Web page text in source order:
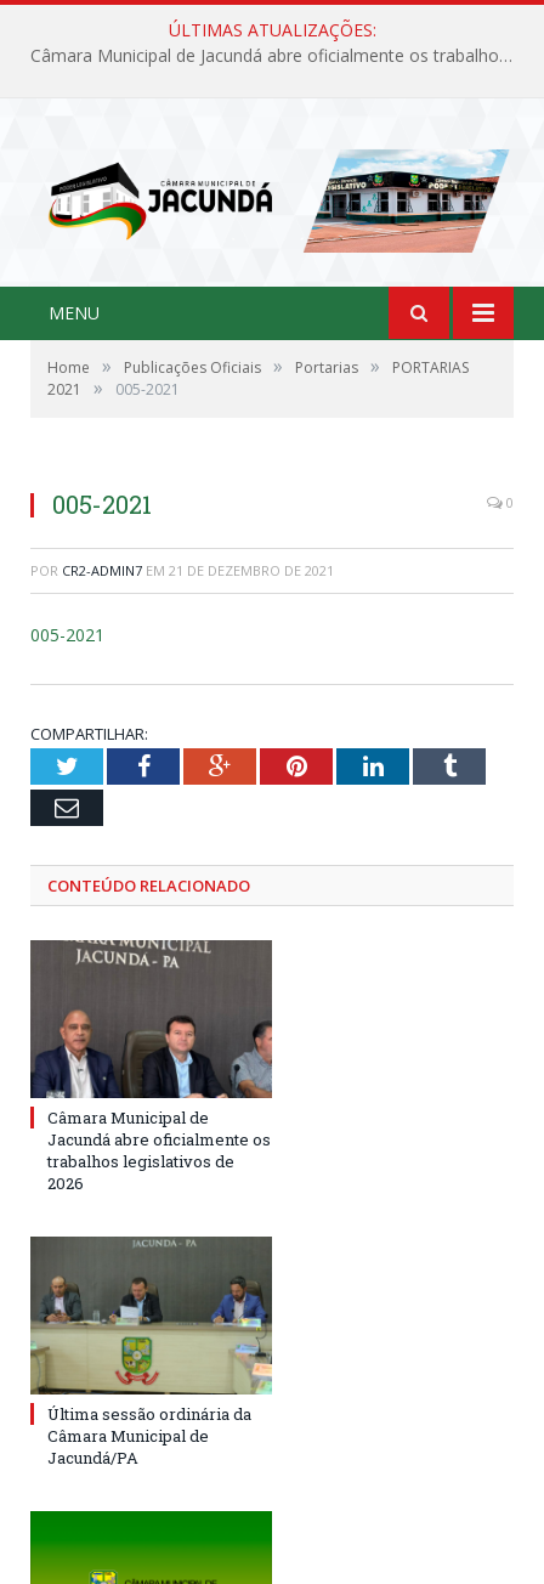
ÚLTIMAS ATUALIZAÇÕES:
Câmara Municipal de Jacundá abre oficialmente os trabalhos legislativos de 2026
MENU
Home » Publicações Oficiais » Portarias »
PORTARIAS
2021
» 005-2021
005-2021 0
POR CR2-ADMIN7 EM 21 DE DEZEMBRO DE 2021
005-2021
COMPARTILHAR:
TwitterFacebookGoogle+PinterestLinkedInTumblr
Email
CONTEÚDO RELACIONADO
Câmara Municipal de
Jacundá abre oficialmente os
trabalhos legislativos de
2026
Última sessão ordinária da
Câmara Municipal de
Jacundá/PA